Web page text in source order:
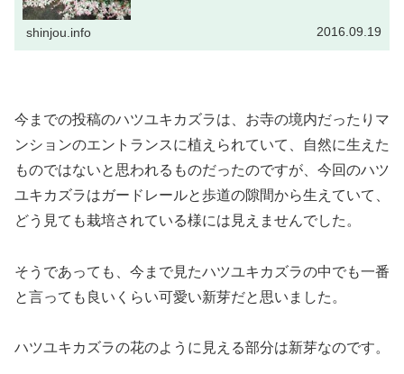
shinjou.info 2016.09.19
今までの投稿のハツユキカズラは、お寺の境内だったりマ
ンションのエントランスに植えられていて、自然に生えた
ものではないと思われるものだったのですが、今回のハツ
ユキカズラはガードレールと歩道の隙間から生えていて、
どう見ても栽培されている様には見えませんでした。
そうであっても、今まで見たハツユキカズラの中でも一番
と言っても良いくらい可愛い新芽だと思いました。
ハツユキカズラの花のように見える部分は新芽なのです。